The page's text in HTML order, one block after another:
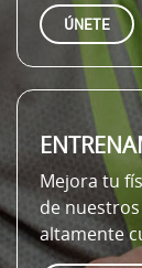
ÚNETE
Mejora tu
de
altamente